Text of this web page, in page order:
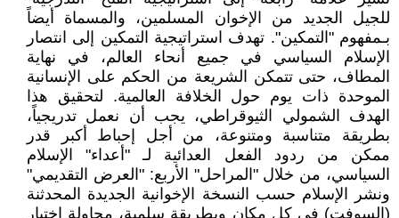
للجيل الجديد من الإخوان المسلمين، والمسماة أيضاً
بـمفهوم "التمكين". تهدف استراتيجية التمكين إلى انتصار
الإسلام السياسي في جميع أنحاء العالم، في نهاية
المطاف، حتى تتمكن الشريعة من الحكم على الإنسانية
الموحدة ذات يوم حول الخلافة العالمية. لتحقيق هذا
الهدف الشمولي الثيوقراطي، يجب أن نعمل تدريجياً،
بطريقة متناسبة ومتنوعة، من أجل إحباط أكبر قدر
ممكن من ردود الفعل العدائية لـ "أعداء" الإسلام
السياسي، من خلال "المراحل" الأربع: "العرض التقديمي"
ونشر الإسلام حسب النسخة الإخوانية الجديدة المحدثنة
(السوفت) في كل مكان وبطريقة سلمية، محاولة اختيار